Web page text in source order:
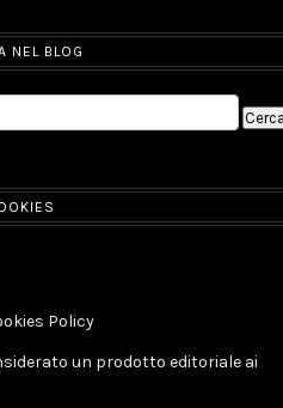
NEL BLOG
Policy
un prodotto editoriale ai